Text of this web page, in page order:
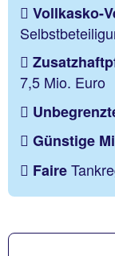
Vollkasko-
7,5 Mio. Euro
Günstige
Faire